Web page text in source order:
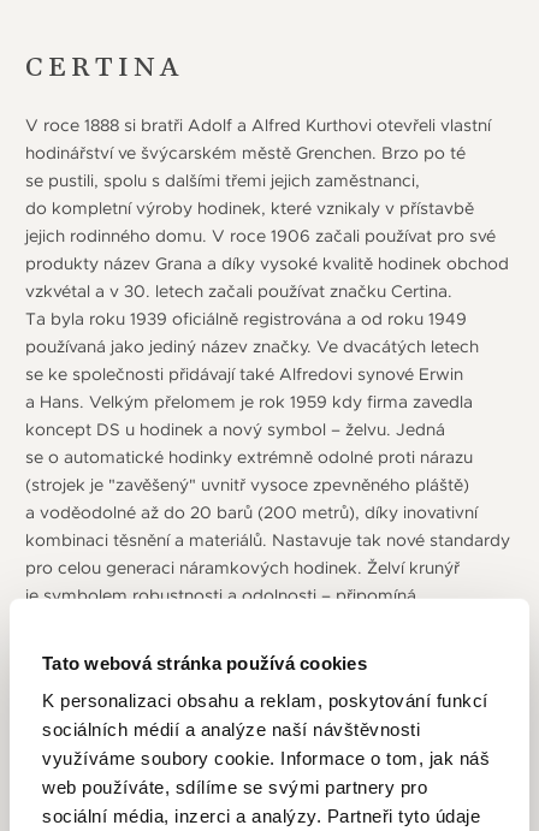
Tato webová stránka používá cookies
K personalizaci obsahu a reklam, poskytování funkcí
sociálních médií a analýze naší návštěvnosti
využíváme soubory cookie. Informace o tom, jak náš
web používáte, sdílíme se svými partnery pro
sociální média, inzerci a analýzy. Partneři tyto údaje
CERTINA
V roce 1888 si bratři Adolf a Alfred Kurthovi otevřeli vlastní
hodinářství ve švýcarském městě Grenchen. Brzo po té
se pustili, spolu s dalšími třemi jejich zaměstnanci,
do kompletní výroby hodinek, které vznikaly v přístavbě
jejich rodinného domu. V roce 1906 začali používat pro své
produkty název Grana a díky vysoké kvalitě hodinek obchod
vzkvétal a v 30. letech začali používat značku Certina.
Ta byla roku 1939 oficiálně registrována a od roku 1949
používaná jako jediný název značky. Ve dvacátých letech
se ke společnosti přidávají také Alfredovi synové Erwin
a Hans. Velkým přelomem je rok 1959 kdy firma zavedla
koncept DS u hodinek a nový symbol – želvu. Jedná
se o automatické hodinky extrémně odolné proti nárazu
(strojek je "zavěšený" uvnitř vysoce zpevněného pláště)
a voděodolné až do 20 barů (200 metrů), díky inovativní
kombinaci těsnění a materiálů. Nastavuje tak nové standardy
pro celou generaci náramkových hodinek. Želví krunýř
je symbolem robustnosti a odolnosti – připomíná
to vlastnosti, kterými se bez výjimky vyznačují všechny
hodinky Certina. Výjimečná odolnost hodinek se ihned
projevila při náročných expedicích. První byla expedice
do Himalájí a to první úspěšný výstup na 8 167 metrů
vysokou Dhaulágirí v západním Nepálu. Další byl v roce 1965
podmořský projekt amerického námořnictva Sealab II.
A následoval o 4 roky později projekt Tektite I (pořizování